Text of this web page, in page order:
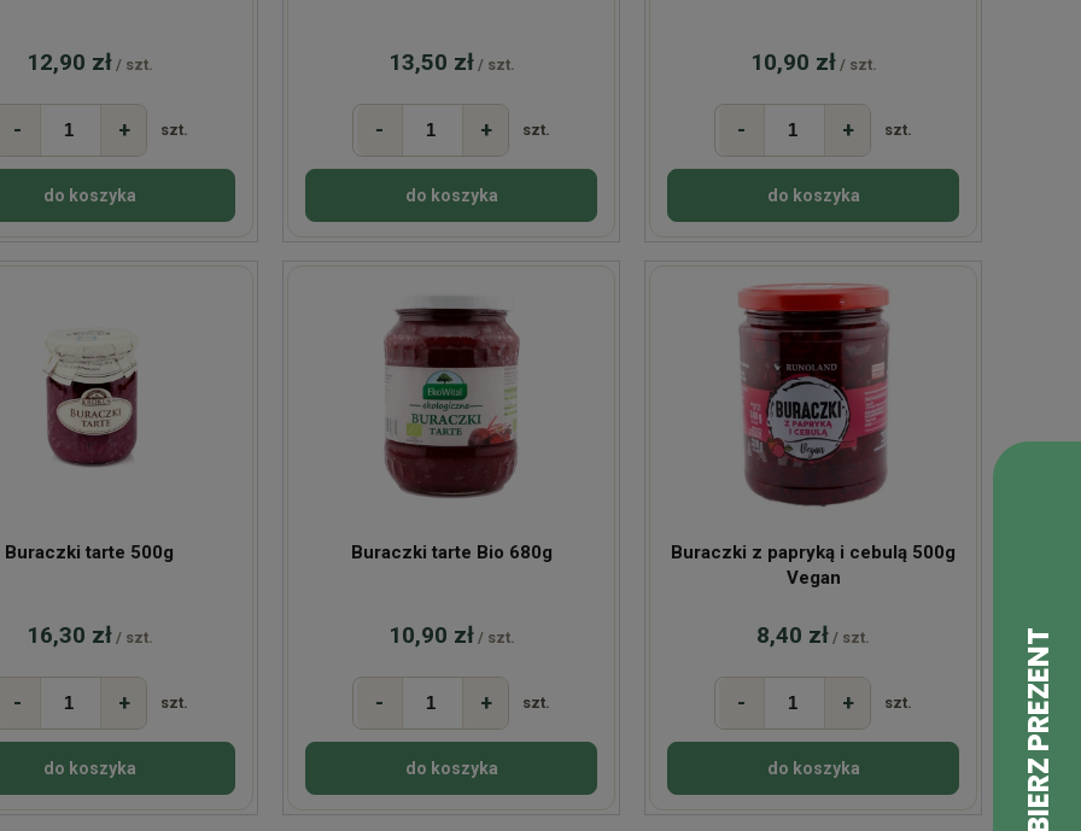
12,90 zł / szt.
- + szt.
do koszyka
13,50 zł / szt.
- + szt.
do koszyka
10,90 zł / szt.
- + szt.
do koszyka
Buraczki tarte 500g
16,30 zł / szt.
- + szt.
do koszyka
Buraczki tarte Bio 680g
10,90 zł / szt.
- + szt.
do koszyka
Buraczki z papryką i cebulą 500g
Vegan
8,40 zł / szt.
- + szt.
do koszyka